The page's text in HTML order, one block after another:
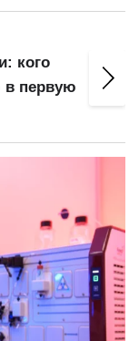
телефон:
ваши